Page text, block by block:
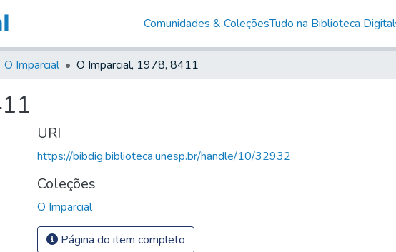
Comunidades & ColeçõesTudo na Biblioteca Digital
O Imparcial O Imparcial, 1978, 8411
URI
https://bibdig.biblioteca.unesp.br/handle/10/32932
Coleções
O Imparcial
Página do item completo